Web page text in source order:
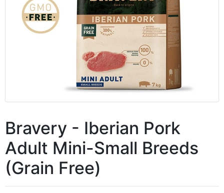
Bravery - Iberian Pork
Adult Mini-Small Breeds
(Grain Free)